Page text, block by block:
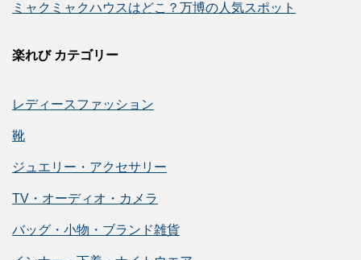
ミャクミャクハウスはどこ？万博の人気スポット
楽れび カテゴリー
レディースファッション
靴
ジュエリー・アクセサリー
TV・オーディオ・カメラ
バッグ・小物・ブランド雑貨